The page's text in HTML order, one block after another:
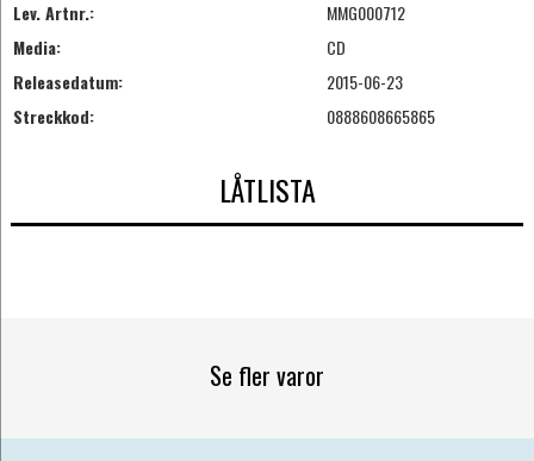
Lev. Artnr.:
MMG000712
Media:
CD
Releasedatum:
2015-06-23
Streckkod:
0888608665865
LÅTLISTA
Se fler varor